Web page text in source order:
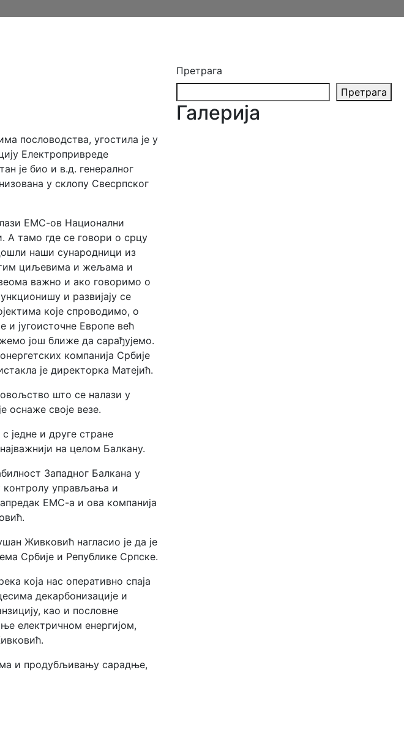
пословодства, угостила је у
Електропривреде
је био и в.д. генералног
у склопу Свесрпског
ЕМС-ов Национални
А тамо где се говори о срцу
наши сународници из
циљевима и жељама и
важно и ако говоримо о
и развијају се
које спроводимо, о
и југоисточне Европе већ
још ближе да сарађујемо.
компанија Србије
је директорка Матејић.
што се налази у
оснаже своје везе.
једне и друге стране
на целом Балкану.
Западног Балкана у
контролу управљања и
ЕМС-а и ова компанија
Живковић нагласио је да је
Србије и Републике Српске.
која нас оперативно спаја
декарбонизације и
као и пословне
електричном енергијом,
и продубљивању сарадње,
Претрага
Претрага
Галерија